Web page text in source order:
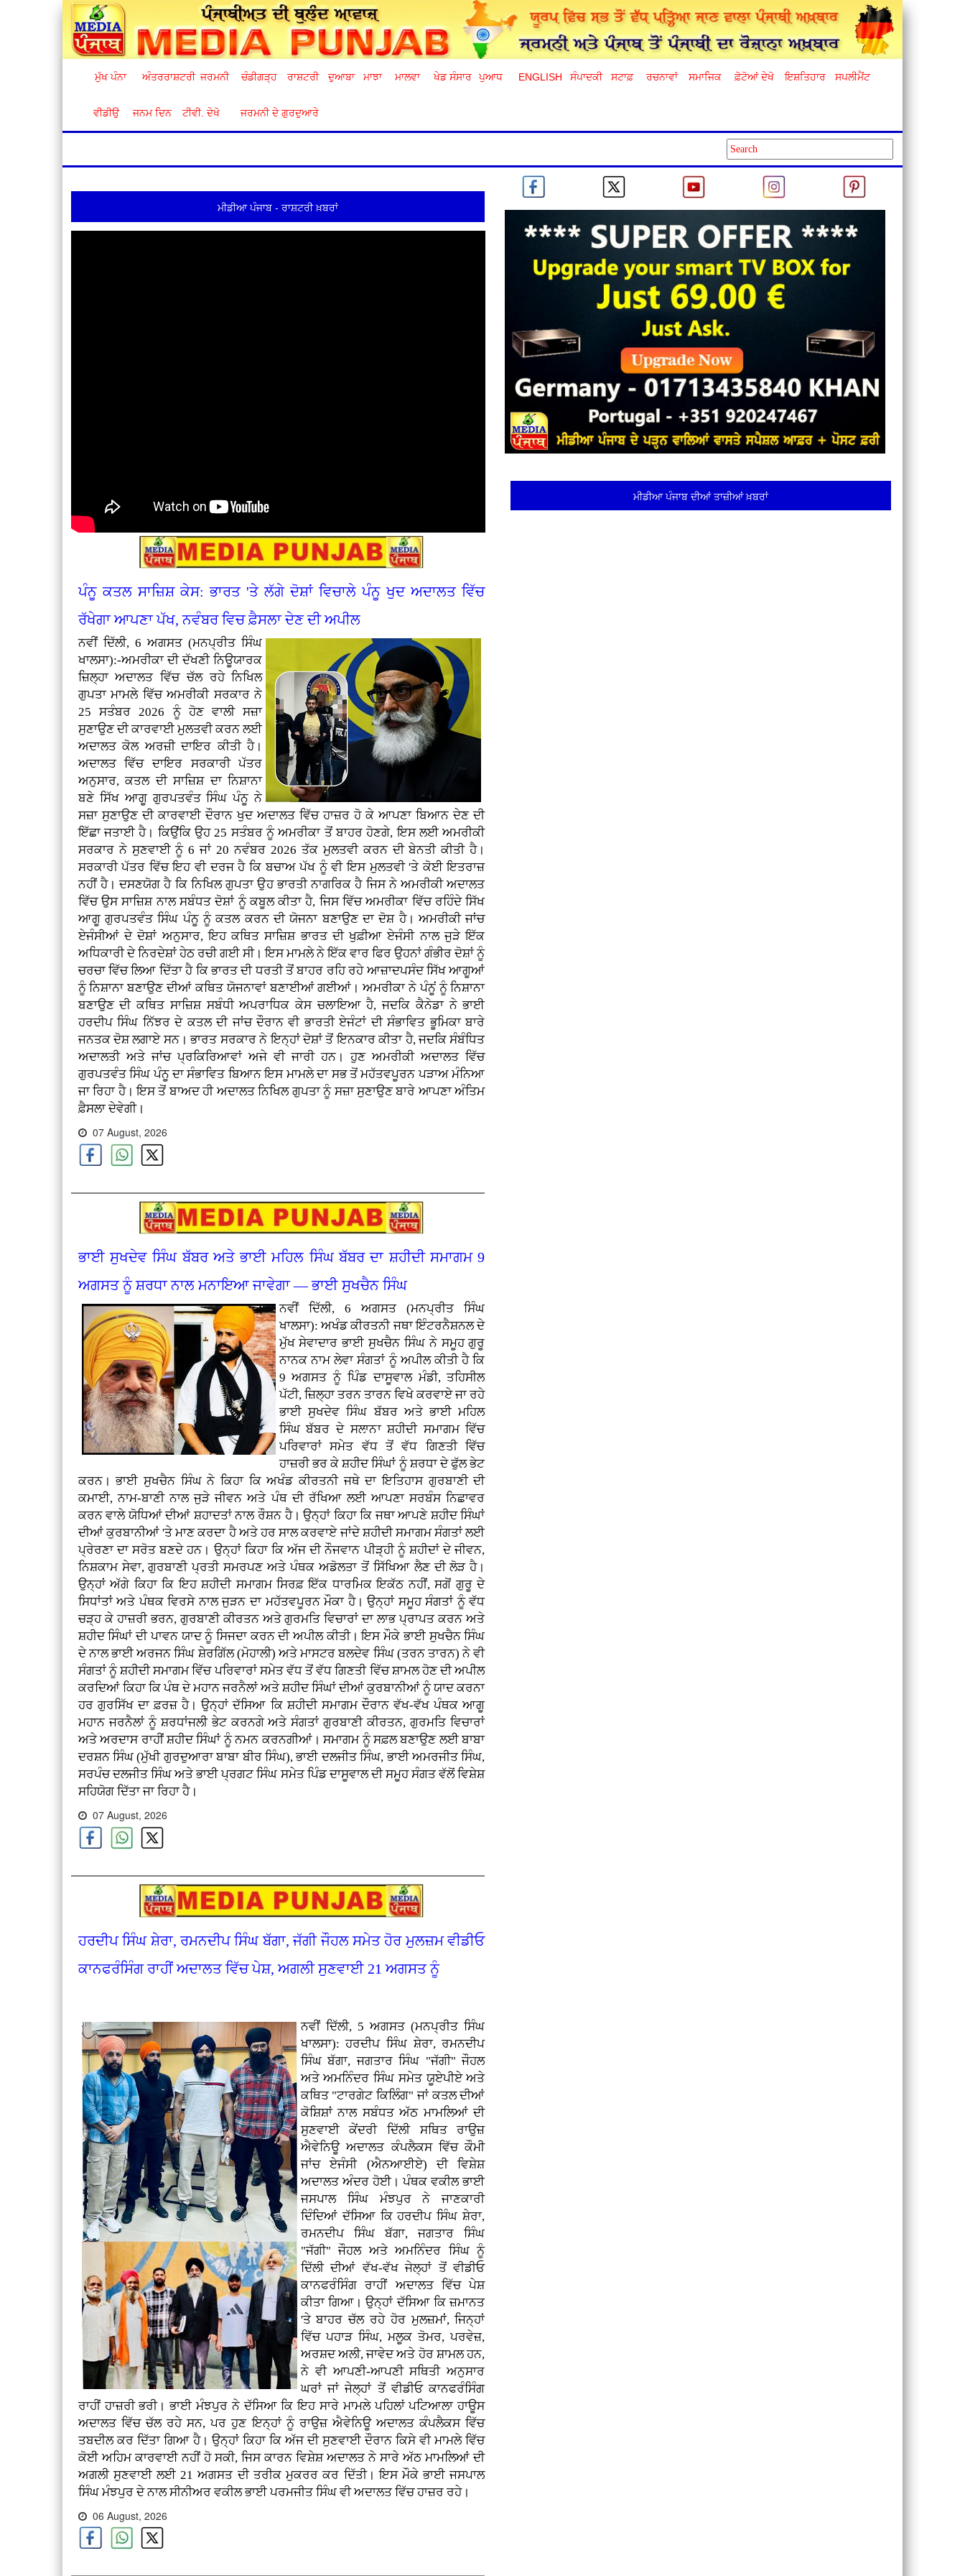
ਮੁੱਖ ਪੰਨਾ ਅੰਤਰਰਾਸ਼ਟਰੀ ਜਰਮਨੀ ਚੰਡੀਗੜ੍ਹ ਰਾਸ਼ਟਰੀ ਦੁਆਬਾ ਮਾਝਾ ਮਾਲਵਾ ਖੇਡ ਸੰਸਾਰ ਪੁਆਧ ENGLISH ਸੰਪਾਦਕੀ ਸਟਾਫ਼ ਰਚਨਾਵਾਂ ਸਮਾਜਿਕ ਫ਼ੋਟੋਆਂ ਦੇਖੋ ਇਸ਼ਤਿਹਾਰ ਸਪਲੀਮੈਂਟ
ਵੀਡੀਉ ਜਨਮ ਦਿਨ ਟੀਵੀ. ਦੇਖੋ ਜਰਮਨੀ ਦੇ ਗੁਰਦੁਆਰੇ
ਮੀਡੀਆ ਪੰਜਾਬ - ਰਾਸ਼ਟਰੀ ਖ਼ਬਰਾਂ
ਪੰਨੂ ਕਤਲ ਸਾਜ਼ਿਸ਼ ਕੇਸ: ਭਾਰਤ 'ਤੇ ਲੱਗੇ ਦੋਸ਼ਾਂ ਵਿਚਾਲੇ ਪੰਨੂ ਖੁਦ ਅਦਾਲਤ ਵਿੱਚ
ਰੱਖੇਗਾ ਆਪਣਾ ਪੱਖ, ਨਵੰਬਰ ਵਿਚ ਫ਼ੈਸਲਾ ਦੇਣ ਦੀ ਅਪੀਲ
ਨਵੀਂ ਦਿੱਲੀ, 6 ਅਗਸਤ (ਮਨਪ੍ਰੀਤ ਸਿੰਘ
ਖਾਲਸਾ):-ਅਮਰੀਕਾ ਦੀ ਦੱਖਣੀ ਨਿਊਯਾਰਕ
ਜ਼ਿਲ੍ਹਾ ਅਦਾਲਤ ਵਿੱਚ ਚੱਲ ਰਹੇ ਨਿਖਿਲ
ਗੁਪਤਾ ਮਾਮਲੇ ਵਿੱਚ ਅਮਰੀਕੀ ਸਰਕਾਰ ਨੇ
25 ਸਤੰਬਰ 2026 ਨੂੰ ਹੋਣ ਵਾਲੀ ਸਜ਼ਾ
ਸੁਣਾਉਣ ਦੀ ਕਾਰਵਾਈ ਮੁਲਤਵੀ ਕਰਨ ਲਈ
ਅਦਾਲਤ ਕੋਲ ਅਰਜ਼ੀ ਦਾਇਰ ਕੀਤੀ ਹੈ।
ਅਦਾਲਤ ਵਿੱਚ ਦਾਇਰ ਸਰਕਾਰੀ ਪੱਤਰ
ਅਨੁਸਾਰ, ਕਤਲ ਦੀ ਸਾਜ਼ਿਸ਼ ਦਾ ਨਿਸ਼ਾਨਾ
ਬਣੇ ਸਿੱਖ ਆਗੂ ਗੁਰਪਤਵੰਤ ਸਿੰਘ ਪੰਨੂ ਨੇ
ਸਜ਼ਾ ਸੁਣਾਉਣ ਦੀ ਕਾਰਵਾਈ ਦੌਰਾਨ ਖੁਦ ਅਦਾਲਤ ਵਿੱਚ ਹਾਜ਼ਰ ਹੋ ਕੇ ਆਪਣਾ ਬਿਆਨ ਦੇਣ ਦੀ
ਇੱਛਾ ਜਤਾਈ ਹੈ। ਕਿਉਂਕਿ ਉਹ 25 ਸਤੰਬਰ ਨੂੰ ਅਮਰੀਕਾ ਤੋਂ ਬਾਹਰ ਹੋਣਗੇ, ਇਸ ਲਈ ਅਮਰੀਕੀ
ਸਰਕਾਰ ਨੇ ਸੁਣਵਾਈ ਨੂੰ 6 ਜਾਂ 20 ਨਵੰਬਰ 2026 ਤੱਕ ਮੁਲਤਵੀ ਕਰਨ ਦੀ ਬੇਨਤੀ ਕੀਤੀ ਹੈ।
ਸਰਕਾਰੀ ਪੱਤਰ ਵਿੱਚ ਇਹ ਵੀ ਦਰਜ ਹੈ ਕਿ ਬਚਾਅ ਪੱਖ ਨੂੰ ਵੀ ਇਸ ਮੁਲਤਵੀ 'ਤੇ ਕੋਈ ਇਤਰਾਜ਼
ਨਹੀਂ ਹੈ। ਦਸਣਯੋਗ ਹੈ ਕਿ ਨਿਖਿਲ ਗੁਪਤਾ ਉਹ ਭਾਰਤੀ ਨਾਗਰਿਕ ਹੈ ਜਿਸ ਨੇ ਅਮਰੀਕੀ ਅਦਾਲਤ
ਵਿੱਚ ਉਸ ਸਾਜ਼ਿਸ਼ ਨਾਲ ਸਬੰਧਤ ਦੋਸ਼ਾਂ ਨੂੰ ਕਬੂਲ ਕੀਤਾ ਹੈ, ਜਿਸ ਵਿੱਚ ਅਮਰੀਕਾ ਵਿੱਚ ਰਹਿੰਦੇ ਸਿੱਖ
ਆਗੂ ਗੁਰਪਤਵੰਤ ਸਿੰਘ ਪੰਨੂ ਨੂੰ ਕਤਲ ਕਰਨ ਦੀ ਯੋਜਨਾ ਬਣਾਉਣ ਦਾ ਦੋਸ਼ ਹੈ। ਅਮਰੀਕੀ ਜਾਂਚ
ਏਜੰਸੀਆਂ ਦੇ ਦੋਸ਼ਾਂ ਅਨੁਸਾਰ, ਇਹ ਕਥਿਤ ਸਾਜ਼ਿਸ਼ ਭਾਰਤ ਦੀ ਖੁਫ਼ੀਆ ਏਜੰਸੀ ਨਾਲ ਜੁੜੇ ਇੱਕ
ਅਧਿਕਾਰੀ ਦੇ ਨਿਰਦੇਸ਼ਾਂ ਹੇਠ ਰਚੀ ਗਈ ਸੀ। ਇਸ ਮਾਮਲੇ ਨੇ ਇੱਕ ਵਾਰ ਫਿਰ ਉਹਨਾਂ ਗੰਭੀਰ ਦੋਸ਼ਾਂ ਨੂੰ
ਚਰਚਾ ਵਿੱਚ ਲਿਆ ਦਿੱਤਾ ਹੈ ਕਿ ਭਾਰਤ ਦੀ ਧਰਤੀ ਤੋਂ ਬਾਹਰ ਰਹਿ ਰਹੇ ਆਜ਼ਾਦਪਸੰਦ ਸਿੱਖ ਆਗੂਆਂ
ਨੂੰ ਨਿਸ਼ਾਨਾ ਬਣਾਉਣ ਦੀਆਂ ਕਥਿਤ ਯੋਜਨਾਵਾਂ ਬਣਾਈਆਂ ਗਈਆਂ। ਅਮਰੀਕਾ ਨੇ ਪੰਨੂਂ ਨੂੰ ਨਿਸ਼ਾਨਾ
ਬਣਾਉਣ ਦੀ ਕਥਿਤ ਸਾਜ਼ਿਸ਼ ਸਬੰਧੀ ਅਪਰਾਧਿਕ ਕੇਸ ਚਲਾਇਆ ਹੈ, ਜਦਕਿ ਕੈਨੇਡਾ ਨੇ ਭਾਈ
ਹਰਦੀਪ ਸਿੰਘ ਨਿੱਝਰ ਦੇ ਕਤਲ ਦੀ ਜਾਂਚ ਦੌਰਾਨ ਵੀ ਭਾਰਤੀ ਏਜੰਟਾਂ ਦੀ ਸੰਭਾਵਿਤ ਭੂਮਿਕਾ ਬਾਰੇ
ਜਨਤਕ ਦੋਸ਼ ਲਗਾਏ ਸਨ। ਭਾਰਤ ਸਰਕਾਰ ਨੇ ਇਨ੍ਹਾਂ ਦੋਸ਼ਾਂ ਤੋਂ ਇਨਕਾਰ ਕੀਤਾ ਹੈ, ਜਦਕਿ ਸੰਬੰਧਿਤ
ਅਦਾਲਤੀ ਅਤੇ ਜਾਂਚ ਪ੍ਰਕਿਰਿਆਵਾਂ ਅਜੇ ਵੀ ਜਾਰੀ ਹਨ। ਹੁਣ ਅਮਰੀਕੀ ਅਦਾਲਤ ਵਿੱਚ
ਗੁਰਪਤਵੰਤ ਸਿੰਘ ਪੰਨੂ ਦਾ ਸੰਭਾਵਿਤ ਬਿਆਨ ਇਸ ਮਾਮਲੇ ਦਾ ਸਭ ਤੋਂ ਮਹੱਤਵਪੂਰਨ ਪੜਾਅ ਮੰਨਿਆ
ਜਾ ਰਿਹਾ ਹੈ। ਇਸ ਤੋਂ ਬਾਅਦ ਹੀ ਅਦਾਲਤ ਨਿਖਿਲ ਗੁਪਤਾ ਨੂੰ ਸਜ਼ਾ ਸੁਣਾਉਣ ਬਾਰੇ ਆਪਣਾ ਅੰਤਿਮ
ਫ਼ੈਸਲਾ ਦੇਵੇਗੀ।
07 August, 2026
ਭਾਈ ਸੁਖਦੇਵ ਸਿੰਘ ਬੱਬਰ ਅਤੇ ਭਾਈ ਮਹਿਲ ਸਿੰਘ ਬੱਬਰ ਦਾ ਸ਼ਹੀਦੀ ਸਮਾਗਮ 9
ਅਗਸਤ ਨੂੰ ਸ਼ਰਧਾ ਨਾਲ ਮਨਾਇਆ ਜਾਵੇਗਾ — ਭਾਈ ਸੁਖਚੈਨ ਸਿੰਘ
ਨਵੀਂ ਦਿੱਲੀ, 6 ਅਗਸਤ (ਮਨਪ੍ਰੀਤ ਸਿੰਘ
ਖਾਲਸਾ): ਅਖੰਡ ਕੀਰਤਨੀ ਜਥਾ ਇੰਟਰਨੈਸ਼ਨਲ ਦੇ
ਮੁੱਖ ਸੇਵਾਦਾਰ ਭਾਈ ਸੁਖਚੈਨ ਸਿੰਘ ਨੇ ਸਮੂਹ ਗੁਰੂ
ਨਾਨਕ ਨਾਮ ਲੇਵਾ ਸੰਗਤਾਂ ਨੂੰ ਅਪੀਲ ਕੀਤੀ ਹੈ ਕਿ
9 ਅਗਸਤ ਨੂੰ ਪਿੰਡ ਦਾਸੂਵਾਲ ਮੰਡੀ, ਤਹਿਸੀਲ
ਪੱਟੀ, ਜ਼ਿਲ੍ਹਾ ਤਰਨ ਤਾਰਨ ਵਿਖੇ ਕਰਵਾਏ ਜਾ ਰਹੇ
ਭਾਈ ਸੁਖਦੇਵ ਸਿੰਘ ਬੱਬਰ ਅਤੇ ਭਾਈ ਮਹਿਲ
ਸਿੰਘ ਬੱਬਰ ਦੇ ਸਲਾਨਾ ਸ਼ਹੀਦੀ ਸਮਾਗਮ ਵਿੱਚ
ਪਰਿਵਾਰਾਂ ਸਮੇਤ ਵੱਧ ਤੋਂ ਵੱਧ ਗਿਣਤੀ ਵਿੱਚ
ਹਾਜ਼ਰੀ ਭਰ ਕੇ ਸ਼ਹੀਦ ਸਿੰਘਾਂ ਨੂੰ ਸ਼ਰਧਾ ਦੇ ਫੁੱਲ ਭੇਟ
ਕਰਨ। ਭਾਈ ਸੁਖਚੈਨ ਸਿੰਘ ਨੇ ਕਿਹਾ ਕਿ ਅਖੰਡ ਕੀਰਤਨੀ ਜਥੇ ਦਾ ਇਤਿਹਾਸ ਗੁਰਬਾਣੀ ਦੀ
ਕਮਾਈ, ਨਾਮ-ਬਾਣੀ ਨਾਲ ਜੁੜੇ ਜੀਵਨ ਅਤੇ ਪੰਥ ਦੀ ਰੱਖਿਆ ਲਈ ਆਪਣਾ ਸਰਬੰਸ ਨਿਛਾਵਰ
ਕਰਨ ਵਾਲੇ ਯੋਧਿਆਂ ਦੀਆਂ ਸ਼ਹਾਦਤਾਂ ਨਾਲ ਰੌਸ਼ਨ ਹੈ। ਉਨ੍ਹਾਂ ਕਿਹਾ ਕਿ ਜਥਾ ਆਪਣੇ ਸ਼ਹੀਦ ਸਿੰਘਾਂ
ਦੀਆਂ ਕੁਰਬਾਨੀਆਂ 'ਤੇ ਮਾਣ ਕਰਦਾ ਹੈ ਅਤੇ ਹਰ ਸਾਲ ਕਰਵਾਏ ਜਾਂਦੇ ਸ਼ਹੀਦੀ ਸਮਾਗਮ ਸੰਗਤਾਂ ਲਈ
ਪ੍ਰੇਰਣਾ ਦਾ ਸਰੋਤ ਬਣਦੇ ਹਨ। ਉਨ੍ਹਾਂ ਕਿਹਾ ਕਿ ਅੱਜ ਦੀ ਨੌਜਵਾਨ ਪੀੜ੍ਹੀ ਨੂੰ ਸ਼ਹੀਦਾਂ ਦੇ ਜੀਵਨ,
ਨਿਸ਼ਕਾਮ ਸੇਵਾ, ਗੁਰਬਾਣੀ ਪ੍ਰਤੀ ਸਮਰਪਣ ਅਤੇ ਪੰਥਕ ਅਡੋਲਤਾ ਤੋਂ ਸਿੱਖਿਆ ਲੈਣ ਦੀ ਲੋੜ ਹੈ।
ਉਨ੍ਹਾਂ ਅੱਗੇ ਕਿਹਾ ਕਿ ਇਹ ਸ਼ਹੀਦੀ ਸਮਾਗਮ ਸਿਰਫ਼ ਇੱਕ ਧਾਰਮਿਕ ਇਕੱਠ ਨਹੀਂ, ਸਗੋਂ ਗੁਰੂ ਦੇ
ਸਿਧਾਂਤਾਂ ਅਤੇ ਪੰਥਕ ਵਿਰਸੇ ਨਾਲ ਜੁੜਨ ਦਾ ਮਹੱਤਵਪੂਰਨ ਮੌਕਾ ਹੈ। ਉਨ੍ਹਾਂ ਸਮੂਹ ਸੰਗਤਾਂ ਨੂੰ ਵੱਧ
ਚੜ੍ਹ ਕੇ ਹਾਜ਼ਰੀ ਭਰਨ, ਗੁਰਬਾਣੀ ਕੀਰਤਨ ਅਤੇ ਗੁਰਮਤਿ ਵਿਚਾਰਾਂ ਦਾ ਲਾਭ ਪ੍ਰਾਪਤ ਕਰਨ ਅਤੇ
ਸ਼ਹੀਦ ਸਿੰਘਾਂ ਦੀ ਪਾਵਨ ਯਾਦ ਨੂੰ ਸਿਜਦਾ ਕਰਨ ਦੀ ਅਪੀਲ ਕੀਤੀ। ਇਸ ਮੌਕੇ ਭਾਈ ਸੁਖਚੈਨ ਸਿੰਘ
ਦੇ ਨਾਲ ਭਾਈ ਅਰਜਨ ਸਿੰਘ ਸ਼ੇਰਗਿੱਲ (ਮੋਹਾਲੀ) ਅਤੇ ਮਾਸਟਰ ਬਲਦੇਵ ਸਿੰਘ (ਤਰਨ ਤਾਰਨ) ਨੇ ਵੀ
ਸੰਗਤਾਂ ਨੂੰ ਸ਼ਹੀਦੀ ਸਮਾਗਮ ਵਿੱਚ ਪਰਿਵਾਰਾਂ ਸਮੇਤ ਵੱਧ ਤੋਂ ਵੱਧ ਗਿਣਤੀ ਵਿੱਚ ਸ਼ਾਮਲ ਹੋਣ ਦੀ ਅਪੀਲ
ਕਰਦਿਆਂ ਕਿਹਾ ਕਿ ਪੰਥ ਦੇ ਮਹਾਨ ਜਰਨੈਲਾਂ ਅਤੇ ਸ਼ਹੀਦ ਸਿੰਘਾਂ ਦੀਆਂ ਕੁਰਬਾਨੀਆਂ ਨੂੰ ਯਾਦ ਕਰਨਾ
ਹਰ ਗੁਰਸਿੱਖ ਦਾ ਫ਼ਰਜ਼ ਹੈ। ਉਨ੍ਹਾਂ ਦੱਸਿਆ ਕਿ ਸ਼ਹੀਦੀ ਸਮਾਗਮ ਦੌਰਾਨ ਵੱਖ-ਵੱਖ ਪੰਥਕ ਆਗੂ
ਮਹਾਨ ਜਰਨੈਲਾਂ ਨੂੰ ਸ਼ਰਧਾਂਜਲੀ ਭੇਟ ਕਰਨਗੇ ਅਤੇ ਸੰਗਤਾਂ ਗੁਰਬਾਣੀ ਕੀਰਤਨ, ਗੁਰਮਤਿ ਵਿਚਾਰਾਂ
ਅਤੇ ਅਰਦਾਸ ਰਾਹੀਂ ਸ਼ਹੀਦ ਸਿੰਘਾਂ ਨੂੰ ਨਮਨ ਕਰਨਗੀਆਂ। ਸਮਾਗਮ ਨੂੰ ਸਫ਼ਲ ਬਣਾਉਣ ਲਈ ਬਾਬਾ
ਦਰਸ਼ਨ ਸਿੰਘ (ਮੁੱਖੀ ਗੁਰਦੁਆਰਾ ਬਾਬਾ ਬੀਰ ਸਿੰਘ), ਭਾਈ ਦਲਜੀਤ ਸਿੰਘ, ਭਾਈ ਅਮਰਜੀਤ ਸਿੰਘ,
ਸਰਪੰਚ ਦਲਜੀਤ ਸਿੰਘ ਅਤੇ ਭਾਈ ਪ੍ਰਗਟ ਸਿੰਘ ਸਮੇਤ ਪਿੰਡ ਦਾਸੂਵਾਲ ਦੀ ਸਮੂਹ ਸੰਗਤ ਵੱਲੋਂ ਵਿਸ਼ੇਸ਼
ਸਹਿਯੋਗ ਦਿੱਤਾ ਜਾ ਰਿਹਾ ਹੈ।
07 August, 2026
ਹਰਦੀਪ ਸਿੰਘ ਸ਼ੇਰਾ, ਰਮਨਦੀਪ ਸਿੰਘ ਬੱਗਾ, ਜੱਗੀ ਜੌਹਲ ਸਮੇਤ ਹੋਰ ਮੁਲਜ਼ਮ ਵੀਡੀਓ
ਕਾਨਫਰੰਸਿੰਗ ਰਾਹੀਂ ਅਦਾਲਤ ਵਿੱਚ ਪੇਸ਼, ਅਗਲੀ ਸੁਣਵਾਈ 21 ਅਗਸਤ ਨੂੰ
ਨਵੀਂ ਦਿੱਲੀ, 5 ਅਗਸਤ (ਮਨਪ੍ਰੀਤ ਸਿੰਘ
ਖਾਲਸਾ): ਹਰਦੀਪ ਸਿੰਘ ਸ਼ੇਰਾ, ਰਮਨਦੀਪ
ਸਿੰਘ ਬੱਗਾ, ਜਗਤਾਰ ਸਿੰਘ "ਜੱਗੀ" ਜੌਹਲ
ਅਤੇ ਅਮਨਿੰਦਰ ਸਿੰਘ ਸਮੇਤ ਯੂਏਪੀਏ ਅਤੇ
ਕਥਿਤ "ਟਾਰਗੇਟ ਕਿਲਿੰਗ" ਜਾਂ ਕਤਲ ਦੀਆਂ
ਕੋਸ਼ਿਸ਼ਾਂ ਨਾਲ ਸਬੰਧਤ ਅੱਠ ਮਾਮਲਿਆਂ ਦੀ
ਸੁਣਵਾਈ ਕੇਂਦਰੀ ਦਿੱਲੀ ਸਥਿਤ ਰਾਉਜ਼
ਐਵੇਨਿਊ ਅਦਾਲਤ ਕੰਪਲੈਕਸ ਵਿੱਚ ਕੌਮੀ
ਜਾਂਚ ਏਜੰਸੀ (ਐਨਆਈਏ) ਦੀ ਵਿਸ਼ੇਸ਼
ਅਦਾਲਤ ਅੰਦਰ ਹੋਈ। ਪੰਥਕ ਵਕੀਲ ਭਾਈ
ਜਸਪਾਲ ਸਿੰਘ ਮੰਝਪੁਰ ਨੇ ਜਾਣਕਾਰੀ
ਦਿੰਦਿਆਂ ਦੱਸਿਆ ਕਿ ਹਰਦੀਪ ਸਿੰਘ ਸ਼ੇਰਾ,
ਰਮਨਦੀਪ ਸਿੰਘ ਬੱਗਾ, ਜਗਤਾਰ ਸਿੰਘ
"ਜੱਗੀ" ਜੌਹਲ ਅਤੇ ਅਮਨਿੰਦਰ ਸਿੰਘ ਨੂੰ
ਦਿੱਲੀ ਦੀਆਂ ਵੱਖ-ਵੱਖ ਜੇਲ੍ਹਾਂ ਤੋਂ ਵੀਡੀਓ
ਕਾਨਫਰੰਸਿੰਗ ਰਾਹੀਂ ਅਦਾਲਤ ਵਿੱਚ ਪੇਸ਼
ਕੀਤਾ ਗਿਆ। ਉਨ੍ਹਾਂ ਦੱਸਿਆ ਕਿ ਜ਼ਮਾਨਤ
'ਤੇ ਬਾਹਰ ਚੱਲ ਰਹੇ ਹੋਰ ਮੁਲਜ਼ਮਾਂ, ਜਿਨ੍ਹਾਂ
ਵਿੱਚ ਪਹਾੜ ਸਿੰਘ, ਮਲੂਕ ਤੋਮਰ, ਪਰਵੇਜ਼,
ਅਰਸ਼ਦ ਅਲੀ, ਜਾਵੇਦ ਅਤੇ ਹੋਰ ਸ਼ਾਮਲ ਹਨ,
ਨੇ ਵੀ ਆਪਣੀ-ਆਪਣੀ ਸਥਿਤੀ ਅਨੁਸਾਰ
ਘਰਾਂ ਜਾਂ ਜੇਲ੍ਹਾਂ ਤੋਂ ਵੀਡੀਓ ਕਾਨਫਰੰਸਿੰਗ
ਰਾਹੀਂ ਹਾਜ਼ਰੀ ਭਰੀ। ਭਾਈ ਮੰਝਪੁਰ ਨੇ ਦੱਸਿਆ ਕਿ ਇਹ ਸਾਰੇ ਮਾਮਲੇ ਪਹਿਲਾਂ ਪਟਿਆਲਾ ਹਾਊਸ
ਅਦਾਲਤ ਵਿੱਚ ਚੱਲ ਰਹੇ ਸਨ, ਪਰ ਹੁਣ ਇਨ੍ਹਾਂ ਨੂੰ ਰਾਉਜ਼ ਐਵੇਨਿਊ ਅਦਾਲਤ ਕੰਪਲੈਕਸ ਵਿੱਚ
ਤਬਦੀਲ ਕਰ ਦਿੱਤਾ ਗਿਆ ਹੈ। ਉਨ੍ਹਾਂ ਕਿਹਾ ਕਿ ਅੱਜ ਦੀ ਸੁਣਵਾਈ ਦੌਰਾਨ ਕਿਸੇ ਵੀ ਮਾਮਲੇ ਵਿੱਚ
ਕੋਈ ਅਹਿਮ ਕਾਰਵਾਈ ਨਹੀਂ ਹੋ ਸਕੀ, ਜਿਸ ਕਾਰਨ ਵਿਸ਼ੇਸ਼ ਅਦਾਲਤ ਨੇ ਸਾਰੇ ਅੱਠ ਮਾਮਲਿਆਂ ਦੀ
ਅਗਲੀ ਸੁਣਵਾਈ ਲਈ 21 ਅਗਸਤ ਦੀ ਤਰੀਕ ਮੁਕਰਰ ਕਰ ਦਿੱਤੀ। ਇਸ ਮੌਕੇ ਭਾਈ ਜਸਪਾਲ
ਸਿੰਘ ਮੰਝਪੁਰ ਦੇ ਨਾਲ ਸੀਨੀਅਰ ਵਕੀਲ ਭਾਈ ਪਰਮਜੀਤ ਸਿੰਘ ਵੀ ਅਦਾਲਤ ਵਿੱਚ ਹਾਜ਼ਰ ਰਹੇ।
06 August, 2026
ਮੀਡੀਆ ਪੰਜਾਬ ਦੀਆਂ ਤਾਜ਼ੀਆਂ ਖ਼ਬਰਾਂ